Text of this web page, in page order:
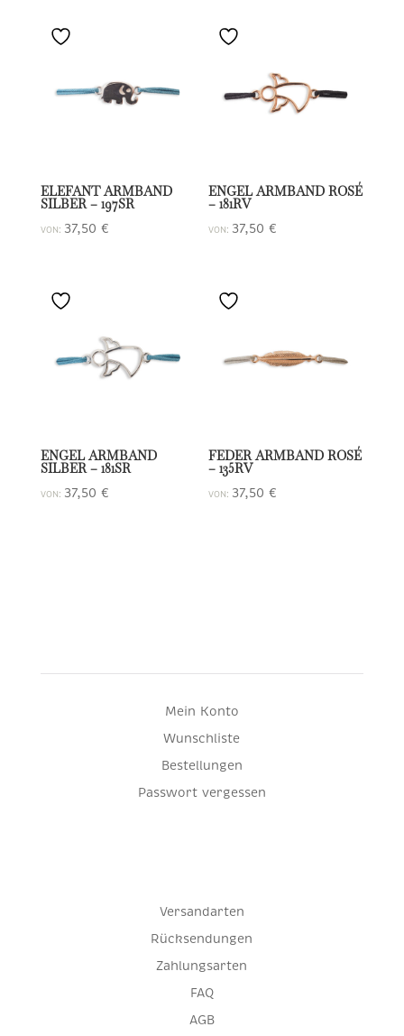
ELEFANT ARMBAND
SILBER – 197SR
VON: 37,50 €
ENGEL ARMBAND ROSÉ
– 181RV
VON: 37,50€
ENGEL ARMBAND
SILBER – 181SR
VON: 37,50 €
FEDER ARMBAND ROSÉ
– 135RV
VON: 37,50€
Mein Konto
Wunschliste
Bestellungen
Passwort vergessen
Versandarten
Rücksendungen
Zahlungsarten
FAQ
AGB